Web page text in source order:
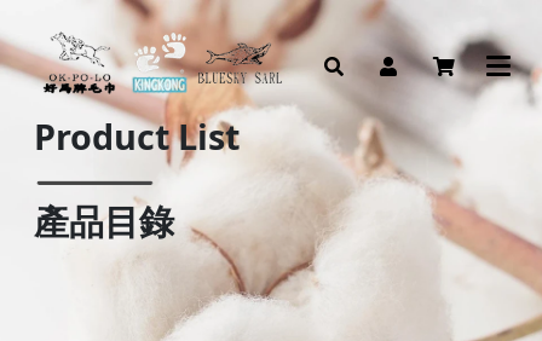
Product List
產品目錄